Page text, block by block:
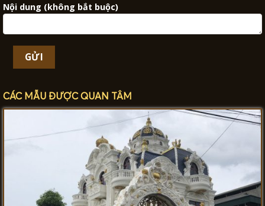
Nội dung (không bắt buộc)
CÁC MẪU ĐƯỢC QUAN TÂM